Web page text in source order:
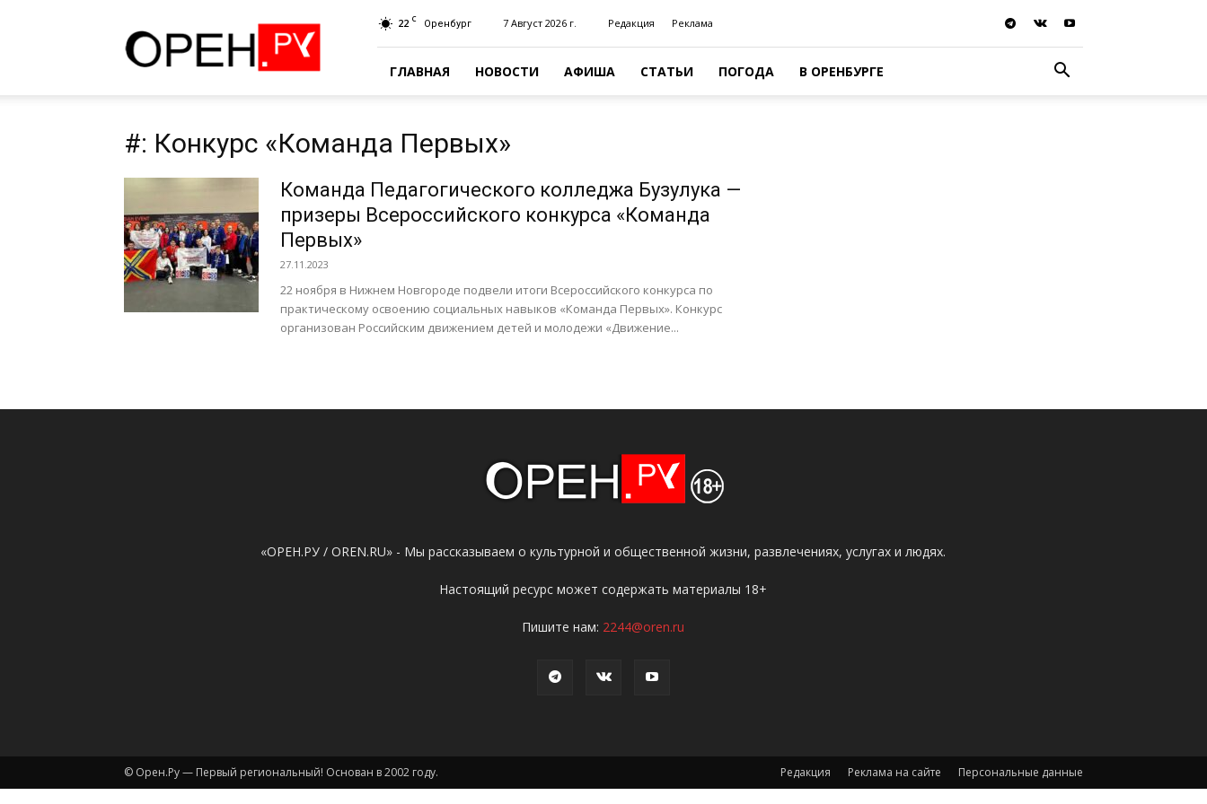
22 C Оренбург 7 Август 2026 г. Редакция Реклама
ГЛАВНАЯ НОВОСТИ АФИША СТАТЬИ ПОГОДА В ОРЕНБУРГЕ
#: Конкурс «Команда Первых»
Команда Педагогического колледжа Бузулука —
призеры Всероссийского конкурса «Команда
Первых»
27.11.2023
22 ноября в Нижнем Новгороде подвели итоги Всероссийского конкурса по
практическому освоению социальных навыков «Команда Первых». Конкурс
организован Российским движением детей и молодежи «Движение...
«ОРЕН.РУ / OREN.RU» - Мы рассказываем о культурной и общественной жизни, развлечениях, услугах и людях.
Настоящий ресурс может содержать материалы 18+
Пишите нам: 2244@oren.ru
Редакция Реклама на сайте Персональные данные
© Орен.Ру — Первый региональный! Основан в 2002 году.